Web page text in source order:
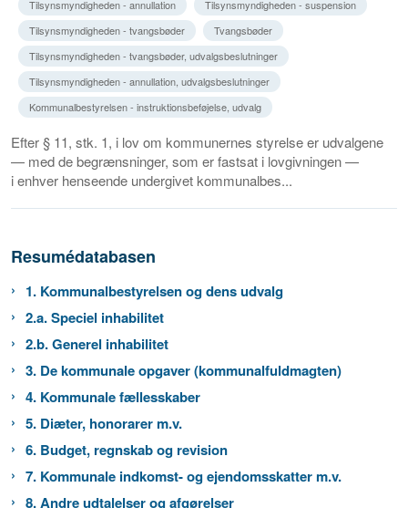
Tilsynsmyndigheden - annullation
Tilsynsmyndigheden - suspension
Tilsynsmyndigheden - tvangsbøder
Tvangsbøder
Tilsynsmyndigheden - tvangsbøder, udvalgsbeslutninger
Tilsynsmyndigheden - annullation, udvalgsbeslutninger
Kommunalbestyrelsen - instruktionsbeføjelse, udvalg
Efter § 11, stk. 1, i lov om kommunernes styrelse er udvalgene
— med de begrænsninger, som er fastsat i lovgivningen —
i enhver henseende undergivet kommunalbes...
Resumédatabasen
1. Kommunalbestyrelsen og dens udvalg
2.a. Speciel inhabilitet
2.b. Generel inhabilitet
3. De kommunale opgaver (kommunalfuldmagten)
4. Kommunale fællesskaber
5. Diæter, honorarer m.v.
6. Budget, regnskab og revision
7. Kommunale indkomst- og ejendomsskatter m.v.
8. Andre udtalelser og afgørelser